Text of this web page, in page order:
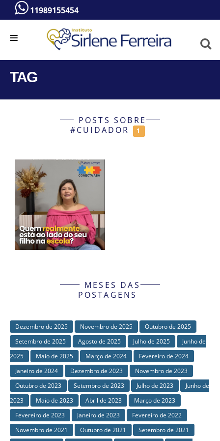
11989155454
CONTATO
ATENDIMENTO
TAG
POSTS SOBRE
#CUIDADOR
1
MESES DAS
POSTAGENS
Dezembro de 2025 Novembro de 2025
Outubro de 2025
Setembro de 2025
Agosto de 2025 Julho de 2025
Junho de
2025
Maio de 2025 Março de 2024
Fevereiro de 2024
Janeiro de 2024
Dezembro de 2023
Novembro de 2023
Outubro de 2023
Setembro de 2023 Julho de 2023
Junho de
2023
Maio de 2023 Abril de 2023
Março de 2023
Fevereiro de 2023
Janeiro de 2023
Fevereiro de 2022
Novembro de 2021
Outubro de 2021
Setembro de 2021